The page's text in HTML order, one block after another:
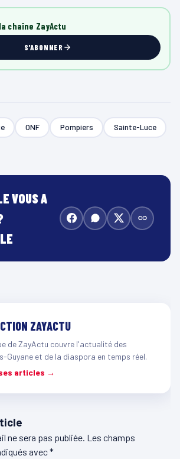
chaîne ZayActu
S'ABONNER
ONF Pompiers Sainte-Luce
VOUS A
ZAYACTU
de ZayActu couvre l'actualité des
Guyane et de la diaspora en temps réel.
articles →
ne sera pas publiée. Les champs
avec*